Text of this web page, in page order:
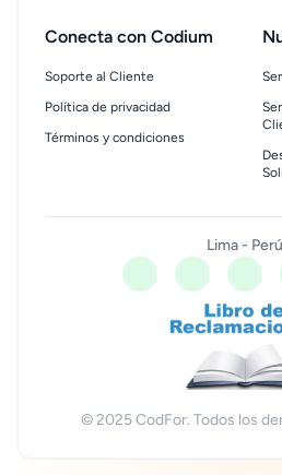
Conecta con Codium
Soporte al Cliente
Política de privacidad
Términos y condiciones
Lima - Perú
© 2025 CodFor. Todos los